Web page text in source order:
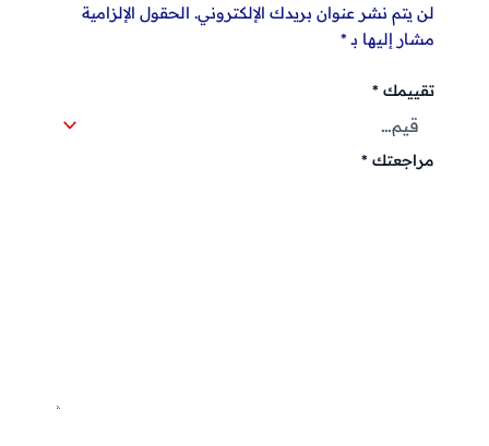
لن يتم نشر عنوان بريدك الإلكتروني. الحقول الإلزامية
مشار إليها بـ *
تقييمك *
مراجعتك *